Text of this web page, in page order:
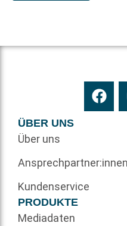
ÜBER UNS
Über uns
Ansprechpartner:innen
Kundenservice
PRODUKTE
Mediadaten